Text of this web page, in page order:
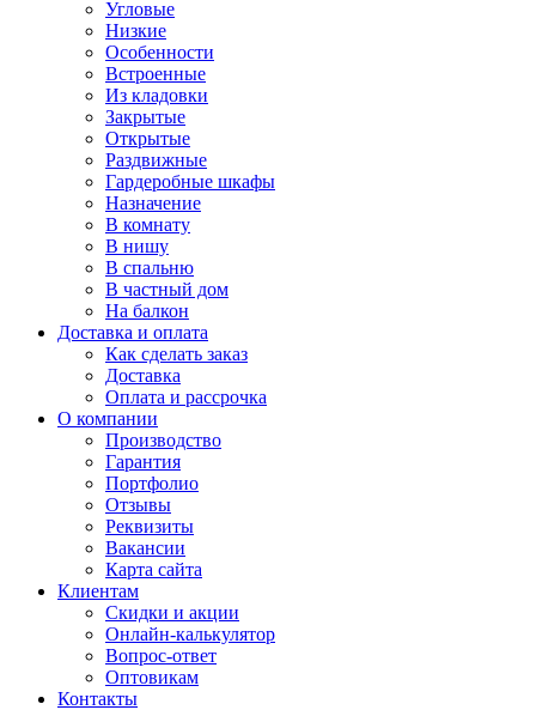
Угловые
Низкие
Особенности
Встроенные
Из кладовки
Закрытые
Открытые
Раздвижные
Гардеробные шкафы
Назначение
В комнату
В нишу
В спальню
В частный дом
На балкон
Доставка и оплата
Как сделать заказ
Доставка
Оплата и рассрочка
О компании
Производство
Гарантия
Портфолио
Отзывы
Реквизиты
Вакансии
Карта сайта
Клиентам
Скидки и акции
Онлайн-калькулятор
Вопрос-ответ
Оптовикам
Контакты